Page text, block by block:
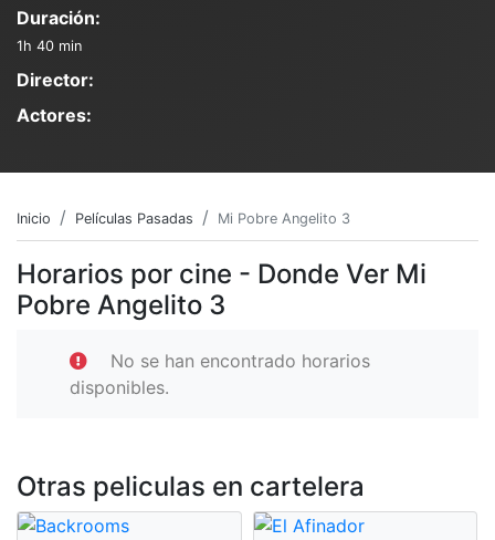
Duración:
1h 40 min
Director:
Actores:
Inicio Películas Pasadas Mi Pobre Angelito 3
Horarios por cine - Donde Ver Mi
Pobre Angelito 3
No se han encontrado horarios
disponibles.
Otras peliculas en cartelera